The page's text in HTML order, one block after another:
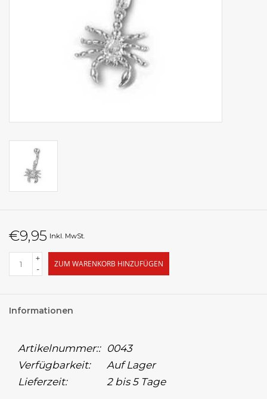
€9,95 Inkl. MwSt.
+
-
ZUM WARENKORB HINZUFÜGEN
Informationen
Artikelnummer:: 0043
Verfügbarkeit:
Auf Lager
Lieferzeit:
2 bis 5 Tage